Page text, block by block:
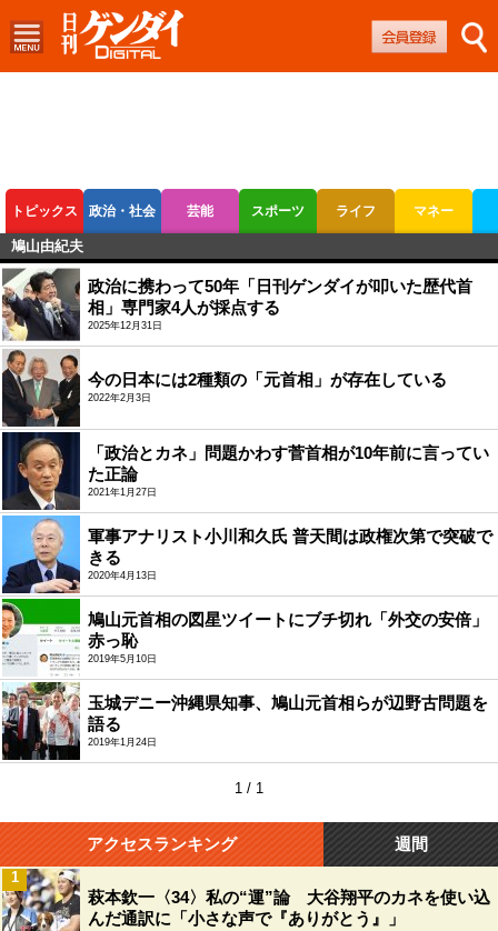
トピックス 政治・社会 芸能 スポーツ ライフ マネー
ボートレース
鳩山由紀夫
政治に携わって50年「日刊ゲンダイが叩いた歴代首
相」専門家4人が採点する
2025年12月31日
今の日本には2種類の「元首相」が存在している
2022年2月3日
「政治とカネ」問題かわす菅首相が10年前に言ってい
た正論
2021年1月27日
軍事アナリスト小川和久氏 普天間は政権次第で突破で
きる
2020年4月13日
鳩山元首相の図星ツイートにブチ切れ「外交の安倍」
赤っ恥
2019年5月10日
玉城デニー沖縄県知事、鳩山元首相らが辺野古問題を
語る
2019年1月24日
1 / 1
アクセスランキング 週間
萩本欽一〈34〉私の“運”論 大谷翔平のカネを使い込
んだ通訳に「小さな声で『ありがとう』」
1